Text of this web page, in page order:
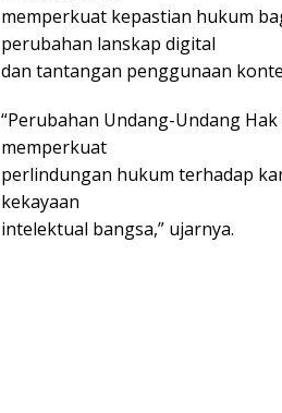
memperkuat kepastian hukum
perubahan lanskap digital
dan tantangan penggunaan
“Perubahan Undang-Undang
memperkuat
perlindungan hukum terhadap
kekayaan
intelektual bangsa,” ujarnya.